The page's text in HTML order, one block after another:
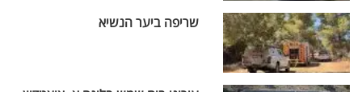
שריפה ביער הנשיא